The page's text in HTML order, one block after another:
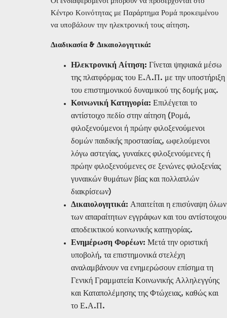
Κέντρο Κοινότητας με Παράρτημα Ρομά προκειμένου
να υποβάλουν την ηλεκτρονική τους αίτηση.
Διαδικασία & Δικαιολογητικά:
Ηλεκτρονική Αίτηση: Γίνεται ψηφιακά μέσω
της πλατφόρμας του Ε.Α.Π. με την υποστήριξη
του επιστημονικού δυναμικού της δομής μας.
Κοινωνική Κατηγορία: Επιλέγεται το
αντίστοιχο πεδίο στην αίτηση (Ρομά,
φιλοξενούμενοι ή πρώην φιλοξενούμενοι
δομών παιδικής προστασίας, ωφελούμενοι
λόγω αστεγίας, γυναίκες φιλοξενούμενες ή
πρώην φιλοξενούμενες σε ξενώνες φιλοξενίας
γυναικών θυμάτων βίας και πολλαπλών
διακρίσεων)
Δικαιολογητικά: Απαιτείται η επισύναψη όλων
των απαραίτητων εγγράφων και του αντίστοιχου
αποδεικτικού κοινωνικής κατηγορίας.
Ενημέρωση Φορέων: Μετά την οριστική
υποβολή, τα επιστημονικά στελέχη
αναλαμβάνουν να ενημερώσουν επίσημα τη
Γενική Γραμματεία Κοινωνικής Αλληλεγγύης
και Καταπολέμησης της Φτώχειας, καθώς και
το Ε.Α.Π.